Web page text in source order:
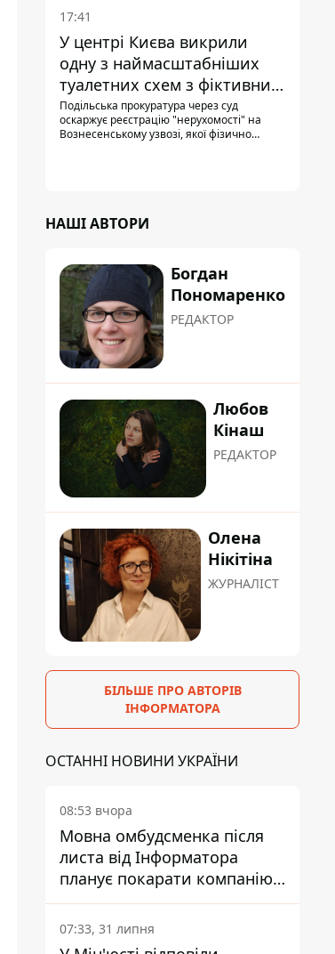
17:41
У центрі Києва викрили
одну з наймасштабніших
туалетних схем з фіктивним
будинком
Подільська прокуратура через суд
оскаржує реєстрацію "нерухомості" на
Вознесенському узвозі, якої фізично
НАШІ АВТОРИ
Богдан
Пономаренко
РЕДАКТОР
Любов
Кінаш
РЕДАКТОР
Олена
Нікітіна
ЖУРНАЛІСТ
БІЛЬШЕ ПРО АВТОРІВ
ІНФОРМАТОРА
ОСТАННІ НОВИНИ УКРАЇНИ
08:53 вчора
Мовна омбудсменка після
листа від Інформатора
планує покарати компанію-
підрядника ПриватБанку
07:33, 31 липня